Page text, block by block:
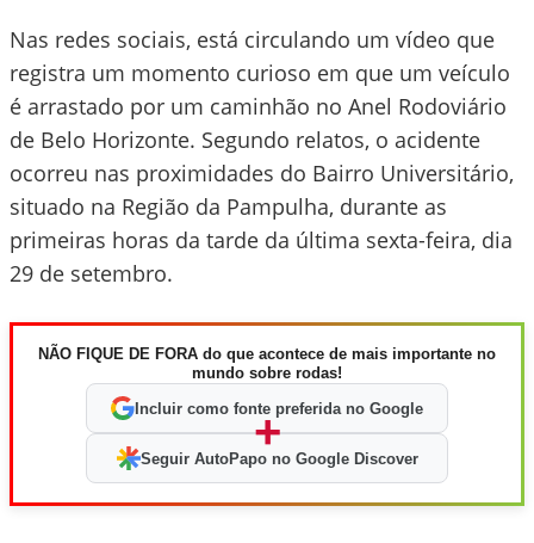
Nas redes sociais, está circulando um vídeo que
registra um momento curioso em que um veículo
é arrastado por um caminhão no Anel Rodoviário
de Belo Horizonte. Segundo relatos, o acidente
ocorreu nas proximidades do Bairro Universitário,
situado na Região da Pampulha, durante as
primeiras horas da tarde da última sexta-feira, dia
29 de setembro.
NÃO FIQUE DE FORA do que acontece de mais importante no
mundo sobre rodas!
Incluir como fonte preferida no Google
+
Seguir AutoPapo no Google Discover